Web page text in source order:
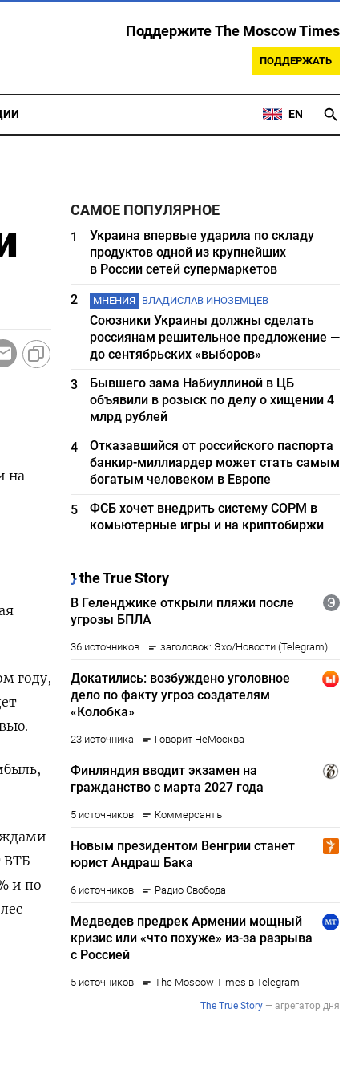
Поддержите The Moscow Times
ПОДДЕРЖАТЬ
EN
на
году,
ВТБ
и по
САМОЕ ПОПУЛЯРНОЕ
1
Украина впервые ударила по складу
продуктов одной из крупнейших
в России сетей супермаркетов
2
МНЕНИЯ ВЛАДИСЛАВ ИНОЗЕМЦЕВ
Союзники Украины должны сделать
россиянам решительное предложение —
до сентябрьских «выборов»
3
Бывшего зама Набиуллиной в ЦБ
объявили в розыск по делу о хищении 4
млрд рублей
4
Отказавшийся от российского паспорта
банкир-миллиардер может стать самым
богатым человеком в Европе
5
ФСБ хочет внедрить систему СОРМ в
комьютерные игры и на криптобиржи